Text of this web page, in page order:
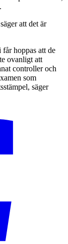
att det är
hoppas att de
ovanligt att
controller och
som
säger